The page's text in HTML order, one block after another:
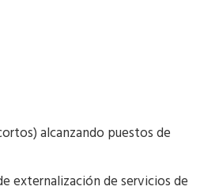
alcanzando puestos de
externalización de servicios de